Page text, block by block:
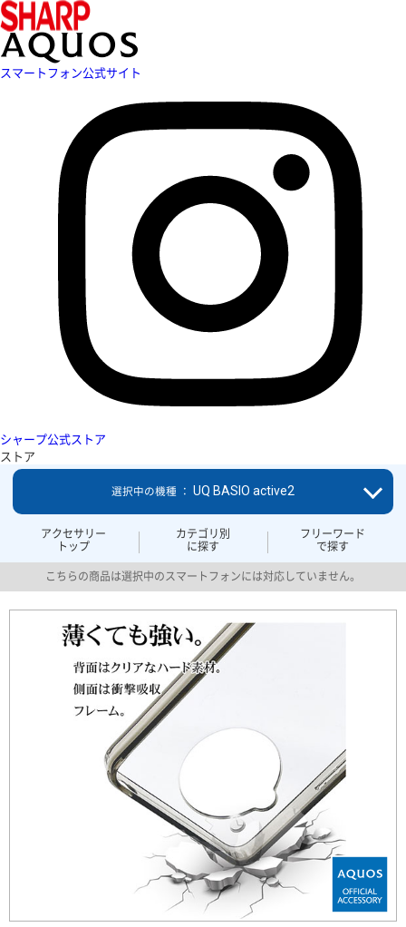
スマートフォン公式サイト
シャープ公式ストア
ストア
アクセサリー
トップ
カテゴリ別
に探す
フリーワード
で探す
選択中の機種 ： UQ BASIO active2
こちらの商品は選択中のスマートフォンには対応していません。